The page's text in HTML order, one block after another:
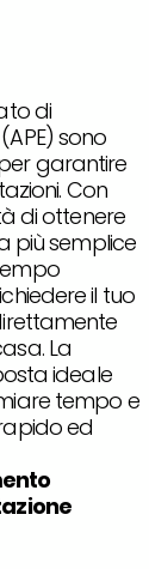
di
sono
garantire
Con
di ottenere
più semplice
il tuo
La
ideale
tempo e
ed